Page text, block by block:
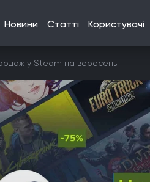
Новини Статті Користувачі
у Steam на вересень